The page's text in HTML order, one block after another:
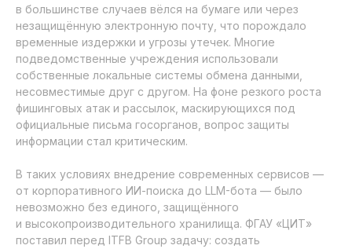
в большинстве случаев вёлся на бумаге или через
незащищённую электронную почту, что порождало
временные издержки и угрозы утечек. Многие
подведомственные учреждения использовали
собственные локальные системы обмена данными,
несовместимые друг с другом. На фоне резкого роста
фишинговых атак и рассылок, маскирующихся под
официальные письма госорганов, вопрос защиты
информации стал критическим.
В таких условиях внедрение современных сервисов —
от корпоративного ИИ-поиска до LLM-бота — было
невозможно без единого, защищённого
и высокопроизводительного хранилища. ФГАУ «ЦИТ»
поставил перед ITFB Group задачу: создать